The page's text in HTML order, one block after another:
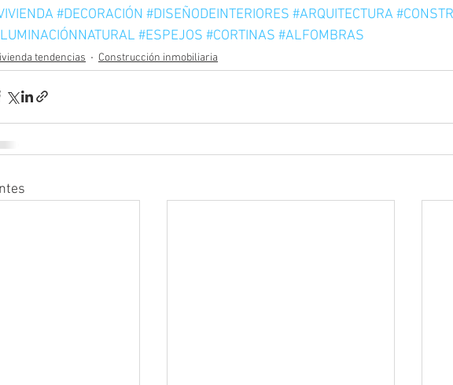
#DECORACIÓN #DISEÑODEINTERIORES #ARQUITECTURA
#ESPEJOS #CORTINAS #ALFOMBRAS
tendencias Construcción inmobiliaria